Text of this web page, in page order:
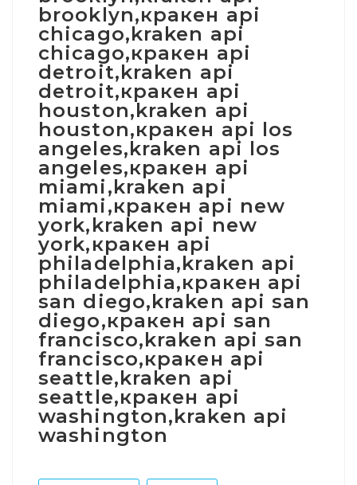
brooklyn,кракен api
chicago,kraken api
chicago,кракен api
detroit,kraken api
detroit,кракен api
houston,kraken api
houston,кракен api los
angeles,kraken api los
angeles,кракен api
miami,kraken api
miami,кракен api new
york,kraken api new
york,кракен api
philadelphia,kraken api
philadelphia,кракен api
san diego,kraken api san
diego,кракен api san
francisco,kraken api san
francisco,кракен api
seattle,kraken api
seattle,кракен api
washington,kraken api
washington